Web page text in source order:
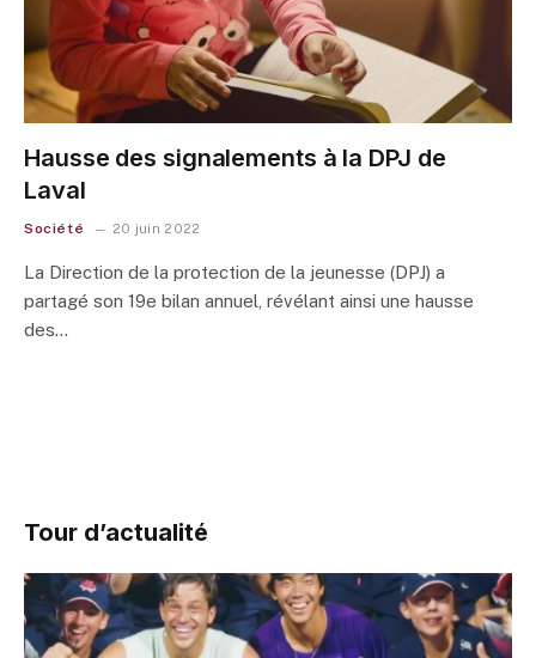
Hausse des signalements à la DPJ de
Laval
Société 20 juin 2022
La Direction de la protection de la jeunesse (DPJ) a
partagé son 19e bilan annuel, révélant ainsi une hausse
des…
Tour d’actualité